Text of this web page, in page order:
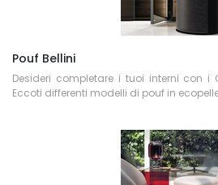
Pouf Bellini
Desideri completare i tuoi interni con i
Eccoti differenti modelli di pouf in